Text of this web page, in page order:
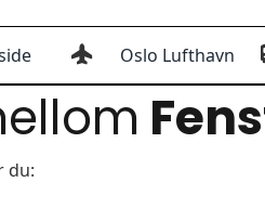
Oslo Lufthavn
du: